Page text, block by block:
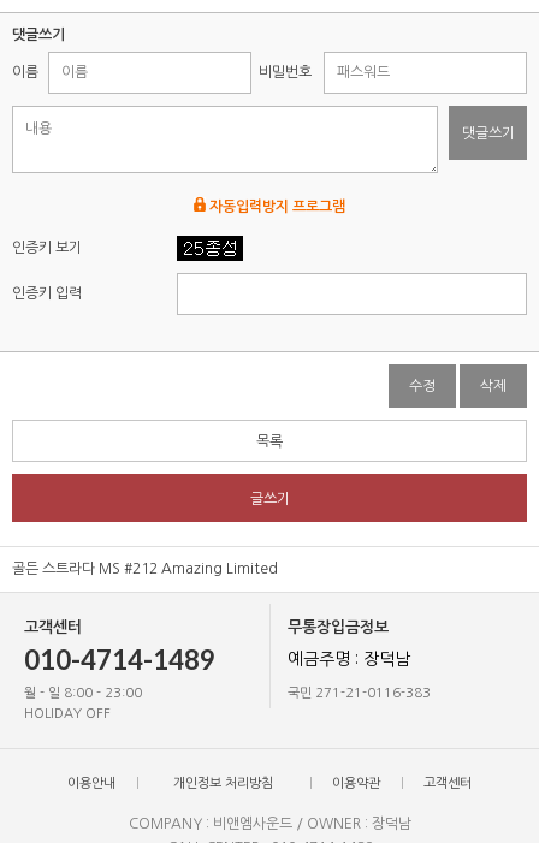
댓글쓰기
이름 비밀번호
댓글쓰기
자동입력방지 프로그램
인증키 보기
인증키 입력
수정 삭제
목록
글쓰기
골든 스트라다 MS #212 Amazing Limited
고객센터
010-4714-1489
월 - 일 8:00 - 23:00
HOLIDAY OFF
무통장입금정보
예금주명 : 장덕남
국민 271-21-0116-383
이용안내 개인정보 처리방침 이용약관 고객센터
COMPANY : 비앤엠사운드 / OWNER : 장덕남